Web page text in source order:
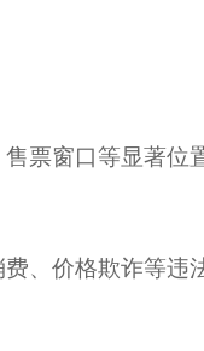
票窗口等显著位
、价格欺诈等违